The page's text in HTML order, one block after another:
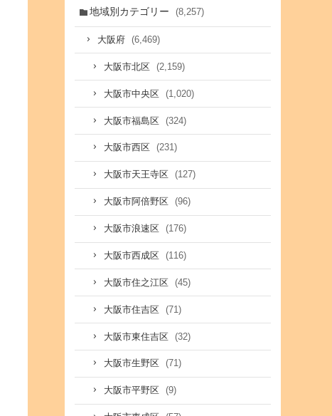
地域別カテゴリー (8,257)
大阪府 (6,469)
大阪市北区 (2,159)
大阪市中央区 (1,020)
大阪市福島区 (324)
大阪市西区 (231)
大阪市天王寺区 (127)
大阪市阿倍野区 (96)
大阪市浪速区 (176)
大阪市西成区 (116)
大阪市住之江区 (45)
大阪市住吉区 (71)
大阪市東住吉区 (32)
大阪市生野区 (71)
大阪市平野区 (9)